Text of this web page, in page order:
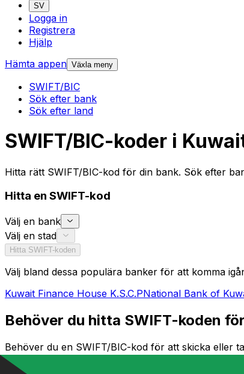
SV
Logga in
Registrera
Hjälp
Hämta appen Växla meny
SWIFT/BIC
Sök efter bank
Sök efter land
SWIFT/BIC-koder i
Hitta rätt SWIFT/BIC-kod för din bank. Sök efter
Hitta en SWIFT-kod
Välj en bank
Välj en stad
Hitta SWIFT-koden
Välj bland dessa populära banker för att komma
Kuwait Finance House K.S.C.PNational Bank of
Behöver du hitta SWIFT-koden
Behöver du en SWIFT/BIC-kod för att skicka eller
specifika filial. Oavsett om du överför pengar till